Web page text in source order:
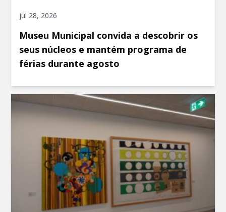
jul 28, 2026
Museu Municipal convida a descobrir os
seus núcleos e mantém programa de
férias durante agosto